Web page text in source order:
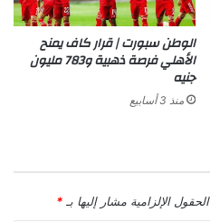
الوطن سبورت | قرار كاف يمنح
الأهلي فرصة ذهبية و783 مليون
جنيه
منذ 3 أسابيع
الحقول الإلزامية مشار إليها بـ *